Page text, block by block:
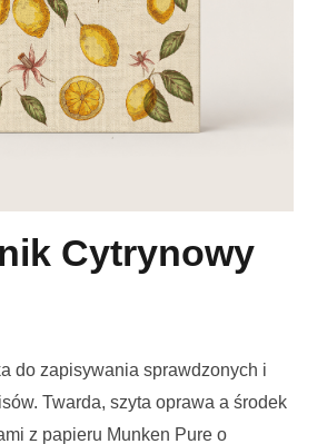
Cytrynowy
do zapisywania sprawdzonych i
Twarda, szyta oprawa a środek
z papieru Munken Pure o